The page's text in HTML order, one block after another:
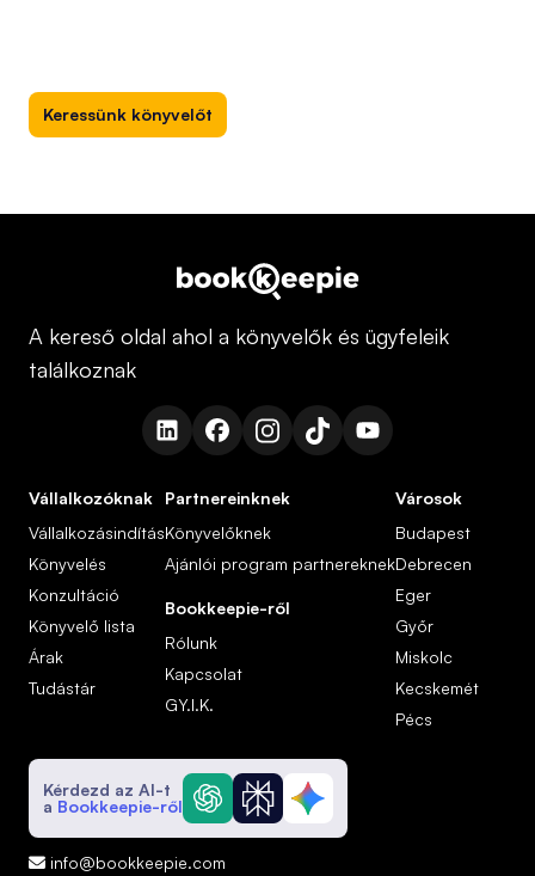
Keressünk könyvelőt
A kereső oldal ahol a könyvelők és ügyfeleik
találkoznak
Vállalkozóknak
Vállalkozásindítás
Könyvelés
Konzultáció
Könyvelő lista
Árak
Tudástár
Partnereinknek
Könyvelőknek
Ajánlói program partnereknek
Bookkeepie-ről
Rólunk
Kapcsolat
GY.I.K.
Városok
Budapest
Debrecen
Eger
Győr
Miskolc
Kecskemét
Pécs
Kérdezd az AI-t
a Bookkeepie-ről
 info@bookkeepie.com